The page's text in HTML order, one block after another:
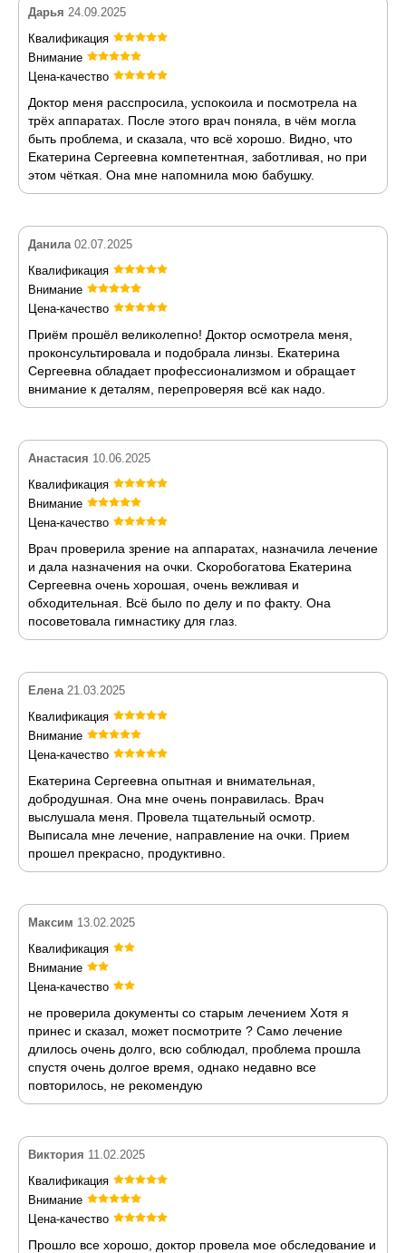
Дарья 24.09.2025
Квалификация
Внимание
Цена-качество
Доктор меня расспросила, успокоила и посмотрела на
трёх аппаратах. После этого врач поняла, в чём могла
быть проблема, и сказала, что всё хорошо. Видно, что
Екатерина Сергеевна компетентная, заботливая, но при
этом чёткая. Она мне напомнила мою бабушку.
Данила 02.07.2025
Квалификация
Внимание
Цена-качество
Приём прошёл великолепно! Доктор осмотрела меня,
проконсультировала и подобрала линзы. Екатерина
Сергеевна обладает профессионализмом и обращает
внимание к деталям, перепроверяя всё как надо.
Анастасия 10.06.2025
Квалификация
Внимание
Цена-качество
Врач проверила зрение на аппаратах, назначила лечение
и дала назначения на очки. Скоробогатова Екатерина
Сергеевна очень хорошая, очень вежливая и
обходительная. Всё было по делу и по факту. Она
посоветовала гимнастику для глаз.
Елена 21.03.2025
Квалификация
Внимание
Цена-качество
Екатерина Сергеевна опытная и внимательная,
добродушная. Она мне очень понравилась. Врач
выслушала меня. Провела тщательный осмотр.
Выписала мне лечение, направление на очки. Прием
прошел прекрасно, продуктивно.
Максим 13.02.2025
Квалификация
Внимание
Цена-качество
не проверила документы со старым лечением Хотя я
принес и сказал, может посмотрите ? Само лечение
длилось очень долго, всю соблюдал, проблема прошла
спустя очень долгое время, однако недавно все
повторилось, не рекомендую
Виктория 11.02.2025
Квалификация
Внимание
Цена-качество
Прошло все хорошо, доктор провела мое обследование и